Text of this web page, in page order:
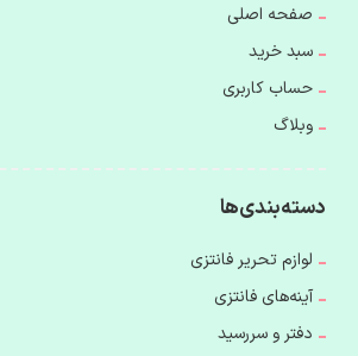
صفحه اصلی
سبد خرید
حساب کاربری
وبلاگ
دسته‌بندی‌ها
لوازم تحریر فانتزی
آینه‌های فانتزی
دفتر و سررسید